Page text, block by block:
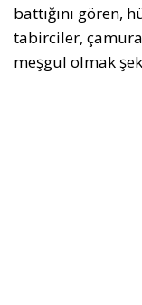
battığını gören,
tabirciler,
meşgul olmak